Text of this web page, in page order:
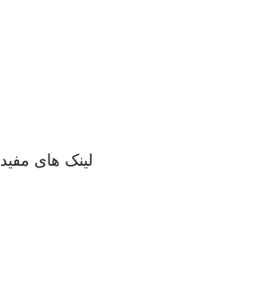
لینک های مفید